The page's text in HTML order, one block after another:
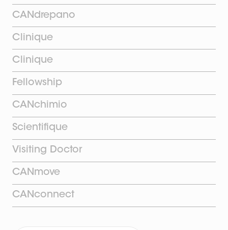
CANdrepano
Clinique
Clinique
Fellowship
CANchimio
Scientifique
Visiting Doctor
CANmove
CANconnect